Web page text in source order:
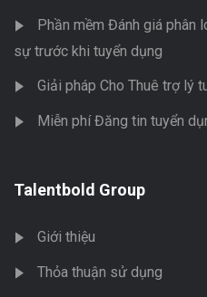
Phần mềm Đánh giá phân
sự trước khi tuyển dụng
Giải pháp Cho Thuê trợ lý
Miễn phí Đăng tin tuyển
Talentbold Group
Giới thiệu
Thỏa thuận sử dụng